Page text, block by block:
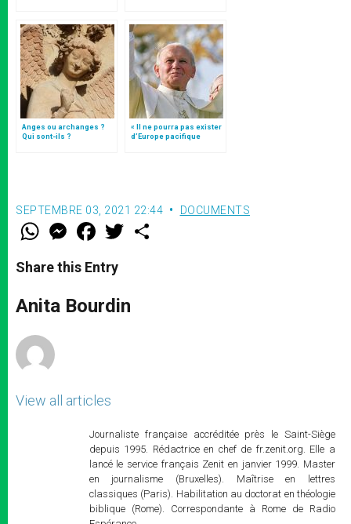
Anges ou archanges ?
Qui sont-ils ?
« Il ne pourra pas exister
d’Europe pacifique
SEPTEMBRE 03, 2021 22:44 DOCUMENTS
W
t
s
p
p
M
e
s
e
g
e
F
a
e
b
o
k
w
r
Share this Entry
Anita Bourdin
View all articles
Journaliste française accréditée près le Saint-Siège
depuis 1995. Rédactrice en chef de fr.zenit.org. Elle a
lancé le service français Zenit en janvier 1999. Master
en journalisme (Bruxelles). Maîtrise en lettres
classiques (Paris). Habilitation au doctorat en théologie
biblique (Rome). Correspondante à Rome de Radio